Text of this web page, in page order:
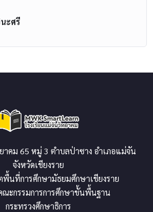
ะศรี
าคม 65 หมู่ 3 ตำบลป่าซาง อำเภอแม่จัน
จังหวัดเชียงราย
พื้นที่การศึกษามัธยมศึกษาเชียงราย
ณะกรรมการการศึกษาขั้นพื้นฐาน
กระทรวงศึกษาธิการ